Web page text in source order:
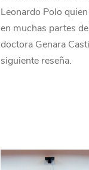
Leonardo Polo
en muchas partes
doctora Genara
siguiente reseña.